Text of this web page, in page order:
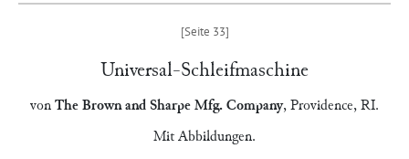
Universal-Schleifmaschine
von The Brown and Sharpe Mfg. Company, Providence, RI.
Mit Abbildungen.